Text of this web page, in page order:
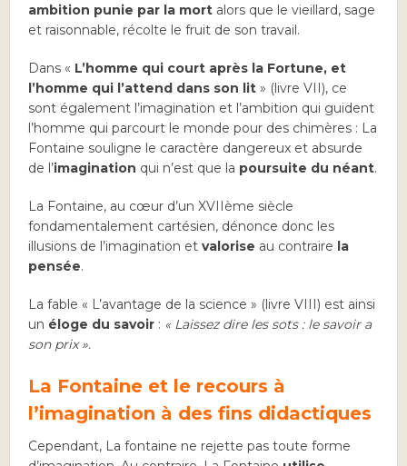
ambition punie par la mort alors que le vieillard, sage
et raisonnable, récolte le fruit de son travail.
Dans « L’homme qui court après la Fortune, et
l’homme qui l’attend dans son lit » (livre VII), ce
sont également l’imagination et l’ambition qui guident
l’homme qui parcourt le monde pour des chimères : La
Fontaine souligne le caractère dangereux et absurde
de l’imagination qui n’est que la poursuite du néant.
La Fontaine, au cœur d’un XVIIème siècle
fondamentalement cartésien, dénonce donc les
illusions de l’imagination etvalorise au contraire la
pensée.
La fable « L’avantage de la science » (livre VIII) est ainsi
un éloge du savoir : « Laissez dire les sots : le savoir a
son prix».
La Fontaine et le recours à
l’imagination à des fins didactiques
Cependant, La fontaine ne rejette pas toute forme